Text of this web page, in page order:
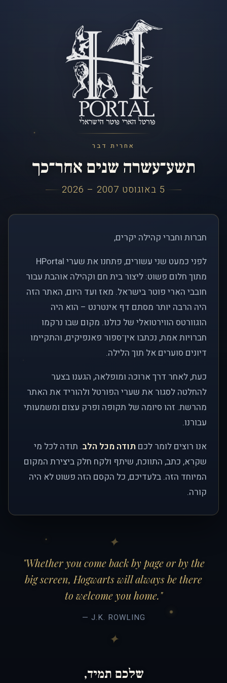
אחרית דבר
תשע־עשרה שנים אחר־כך
5 באוגוסט 2007 – 2026
חברות וחברי קהילה יקרים,
לפני כמעט שני עשורים, פתחנו את שערי HPortal
מתוך חלום פשוט: ליצור בית חם וקהילה אוהבת עבור
חובבי הארי פוטר בישראל. מאז ועד היום, האתר הזה
היה הרבה יותר מסתם דף אינטרנט – הוא היה
הוגוורטס הווירטואלי של כולנו. מקום שבו נרקמו
חברויות אמת, נכתבו אין־ספור פאנפיקים, והתקיימו
דיונים סוערים אל תוך הלילה.
כעת, לאחר דרך ארוכה ומופלאה, הגענו בצער
להחלטה לסגור את שערי הפורטל ולהוריד את האתר
מהרשת. זהו סיומה של תקופה ופרק עצום ומשמעותי
עבורנו.
אנו רוצים לומר לכם תודה מכל הלב. תודה לכל מי
שקרא, כתב, התווכח, שיתף ולקח חלק ביצירת המקום
המיוחד הזה. בלעדיכם, כל הקסם הזה פשוט לא היה
קורה.
"Whether you come back by page or by the
big screen, Hogwarts will always be there
to welcome you home."
— J.K. ROWLING
שלכם תמיד,